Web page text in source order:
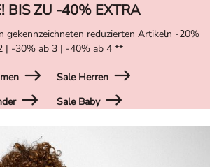
BIS ZU -40% EXTRA
gekennzeichneten reduzierten Artikeln -20%
| -30% ab 3 | -40% ab 4 **
Sale Herren
Sale Baby